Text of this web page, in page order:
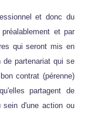
et donc du
et par
qui seront mis en
de partenariat qui se
contrat (pérenne)
partagent de
sein d'une action ou